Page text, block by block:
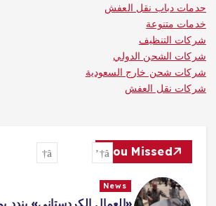
حدمات دباب نقل العفش
خدمات متنوعة
شركات التنظيف
شركات الشحن الدولي
شركات شحن خارج السعودية
شركات نقل العفش
You Missed
يندد بمشروع قانون